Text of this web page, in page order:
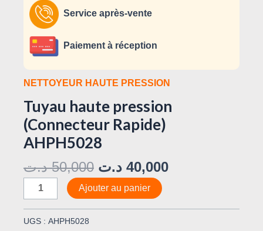
Service après-vente
Paiement à réception
NETTOYEUR HAUTE PRESSION
Tuyau haute pression
(Connecteur Rapide)
AHPH5028
50,000 د.ت 40,000 د.ت
Ajouter au panier
UGS : AHPH5028